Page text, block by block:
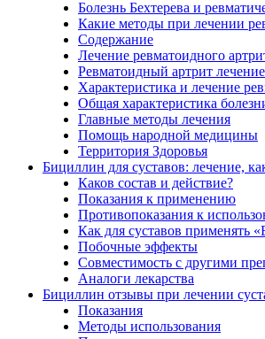
Болезнь Бехтерева и
Какие методы при лечении
Содержание
Лечение ревматоидного
Ревматоидный артрит
Характеристика и лечение
Общая характеристика
Главные методы лечения
Помощь народной медицины
Территория Здоровья
Бициллин для суставов: лечение,
Каков состав и действие?
Показания к применению
Противопоказания к
Как для суставов применять
Побочные эффекты
Совместимость с другими
Аналоги лекарства
Бициллин отзывы при лечении
Показания
Методы использования